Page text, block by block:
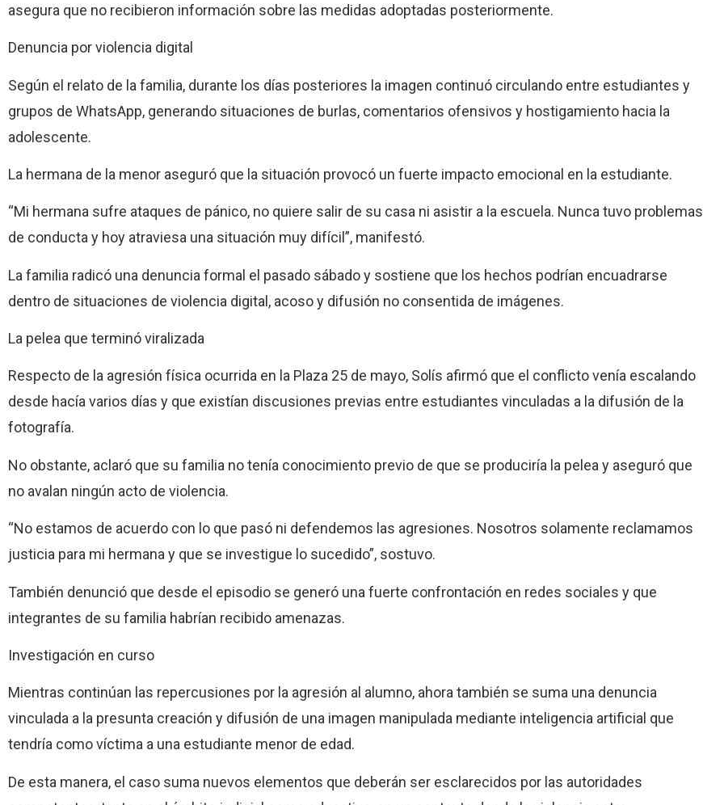
asegura que no recibieron información sobre las medidas adoptadas posteriormente.
Denuncia por violencia digital
Según el relato de la familia, durante los días posteriores la imagen continuó circulando entre estudiantes y
grupos de WhatsApp, generando situaciones de burlas, comentarios ofensivos y hostigamiento hacia la
adolescente.
La hermana de la menor aseguró que la situación provocó un fuerte impacto emocional en la estudiante.
“Mi hermana sufre ataques de pánico, no quiere salir de su casa ni asistir a la escuela. Nunca tuvo problemas
de conducta y hoy atraviesa una situación muy difícil”, manifestó.
La familia radicó una denuncia formal el pasado sábado y sostiene que los hechos podrían encuadrarse
dentro de situaciones de violencia digital, acoso y difusión no consentida de imágenes.
La pelea que terminó viralizada
Respecto de la agresión física ocurrida en la Plaza 25 de mayo, Solís afirmó que el conflicto venía escalando
desde hacía varios días y que existían discusiones previas entre estudiantes vinculadas a la difusión de la
fotografía.
No obstante, aclaró que su familia no tenía conocimiento previo de que se produciría la pelea y aseguró que
no avalan ningún acto de violencia.
“No estamos de acuerdo con lo que pasó ni defendemos las agresiones. Nosotros solamente reclamamos
justicia para mi hermana y que se investigue lo sucedido”, sostuvo.
También denunció que desde el episodio se generó una fuerte confrontación en redes sociales y que
integrantes de su familia habrían recibido amenazas.
Investigación en curso
Mientras continúan las repercusiones por la agresión al alumno, ahora también se suma una denuncia
vinculada a la presunta creación y difusión de una imagen manipulada mediante inteligencia artificial que
tendría como víctima a una estudiante menor de edad.
De esta manera, el caso suma nuevos elementos que deberán ser esclarecidos por las autoridades